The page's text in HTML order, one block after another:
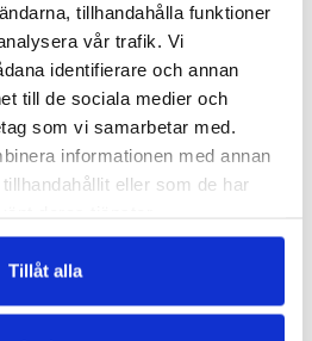
tillhandahålla funktioner
vår trafik. Vi
identifierare och annan
till de sociala medier och
som vi samarbetar med.
informationen med annan
eller som de har
Tillåt alla
TOVE JANSSON
Jansson-festivalen
€80.00
SLUT I LAGER